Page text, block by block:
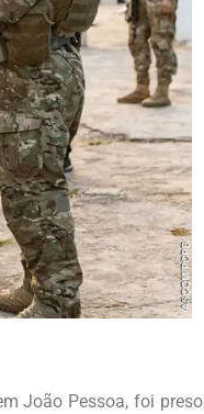
João Pessoa, foi preso